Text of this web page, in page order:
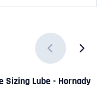
Sizing Lube - Hornady